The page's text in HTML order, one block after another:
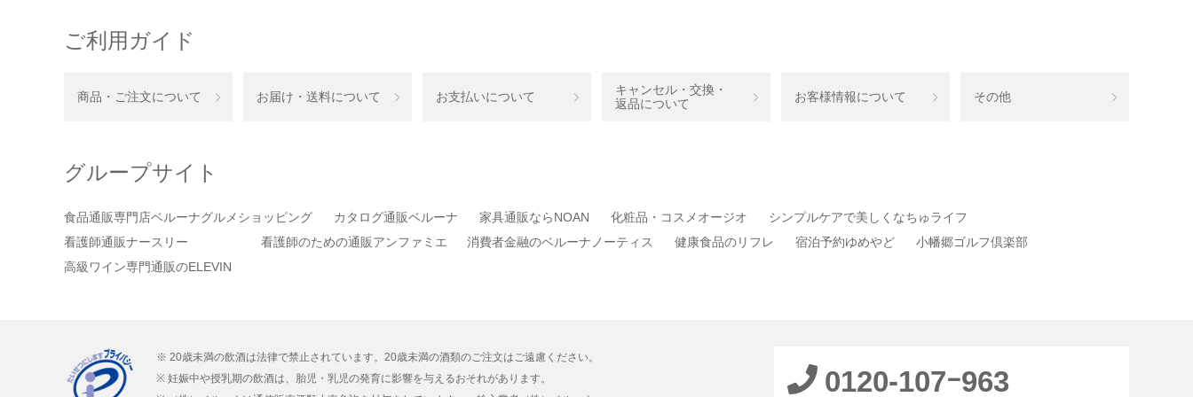
ご利用ガイド
商品・ご注文について お届け・送料について お支払いについて
キャンセル・交換・
返品について
お客様情報について その他
グループサイト
食品通販専門店ベルーナグルメショッピング カタログ通販ベルーナ 家具通販ならNOAN 化粧品・コスメオージオ
シンプルケアで美しくなちゅライフ
看護師通販ナースリー
看護師のための通販アンファミエ 消費者金融のベルーナノーティス 健康食品のリフレ 宿泊予約ゆめやど
小幡郷ゴルフ倶楽部
高級ワイン専門通販のELEVIN
※ 20歳未満の飲酒は法律で禁止されています。20歳未満の酒類のご注文はご遠慮ください。
※ 妊娠中や授乳期の飲酒は、胎児・乳児の発育に影響を与えるおそれがあります。
0120-107ｰ963